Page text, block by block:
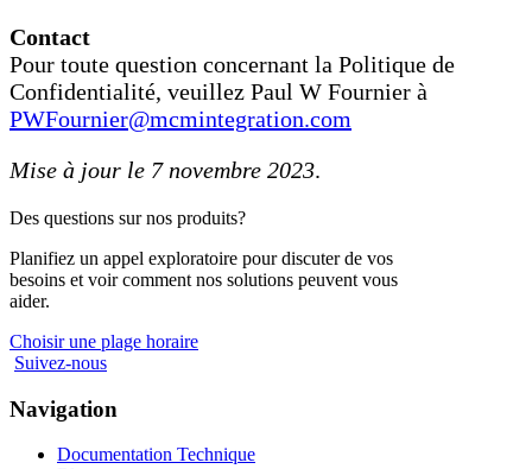
Contact
Pour toute question concernant la Politique de
Confidentialité, veuillez Paul W Fournier à
PWFournier@mcmintegration.com
Mise à jour le 7 novembre 2023.
Des questions sur nos produits?
Planifiez un appel exploratoire pour discuter de vos
besoins et voir comment nos solutions peuvent vous
aider.
Choisir une plage horaire
Suivez-nous
Navigation
Documentation Technique